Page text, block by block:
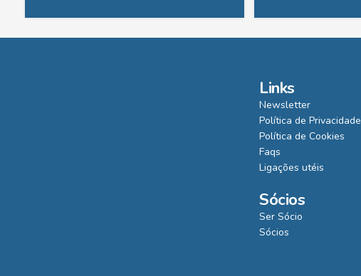
Links
Newsletter
Política de Privacidade
Política de Cookies
Faqs
Ligações utéis
Sócios
Ser Sócio
Sócios